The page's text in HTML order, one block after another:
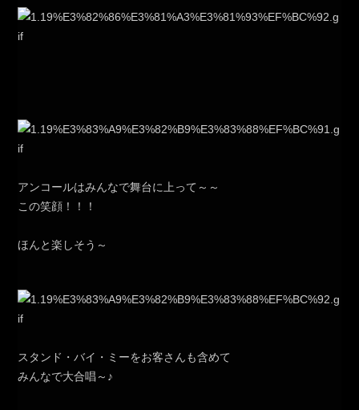
アンコールはみんなで舞台に上って～～
この笑顔！！！
ほんと楽しそう～
スタンド・バイ・ミーをお客さんも含めて
みんなで大合唱～♪